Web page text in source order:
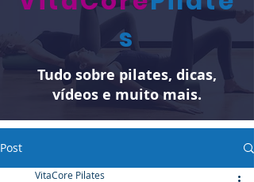
s
Tudo sobre pilates, dicas,
vídeos e muito mais.
Post
VitaCore Pilates